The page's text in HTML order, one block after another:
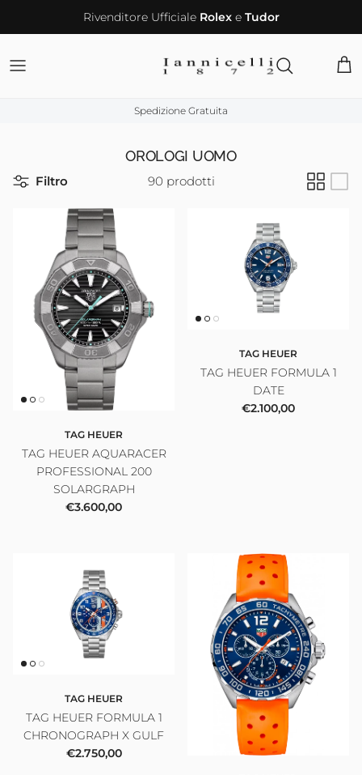
Rivenditore Ufficiale Rolexe Tudor
Spedizione Gratuita
OROLOGI UOMO
Filtro 90 prodotti
TAG HEUER
TAG HEUER AQUARACER
PROFESSIONAL 200
SOLARGRAPH
Prezzo normale
€3.600,00
TAG HEUER
TAG HEUER FORMULA 1
DATE
Prezzo normale
€2.100,00
TAG HEUER
TAG HEUER FORMULA 1
CHRONOGRAPH X GULF
Prezzo normale
€2.750,00